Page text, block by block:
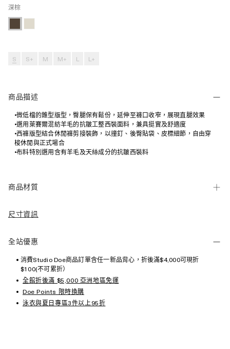
深棕
S S+ M M+ L L+
商品描述
•微低檔的錐型版型，臀腿保有鬆份，延伸至褲口收窄，展現直腿效果
•選用萊賽爾混紡羊毛的抗皺工整西裝面料，兼具挺實及舒適度
•西褲版型結合休閒褲剪接裝飾，以撞釘、後臀貼袋、皮標細節，自由穿
梭休閒與正式場合
•布料特別選用含有羊毛及天絲成分的抗皺西裝料
商品材質
尺寸資訊
全站優惠
消費Studio Doe商品訂單含任一新品背心，折後滿$4,000可現折
$100(不可累折）
全館折後滿 $5,000 亞洲地區免運
Doe Points 限時換購
泳衣與夏日專區3件以上95折